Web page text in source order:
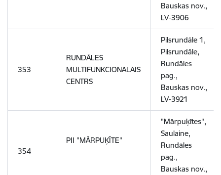
Bauskas nov.,
LV-3906
353
RUNDĀLES
MULTIFUNKCIONĀLAIS
CENTRS
Pilsrundāle 1,
Pilsrundāle,
Rundāles
pag.,
Bauskas nov.,
LV-3921
354
PII "MĀRPUĶĪTE"
"Mārpuķītes",
Saulaine,
Rundāles
pag.,
Bauskas nov.,